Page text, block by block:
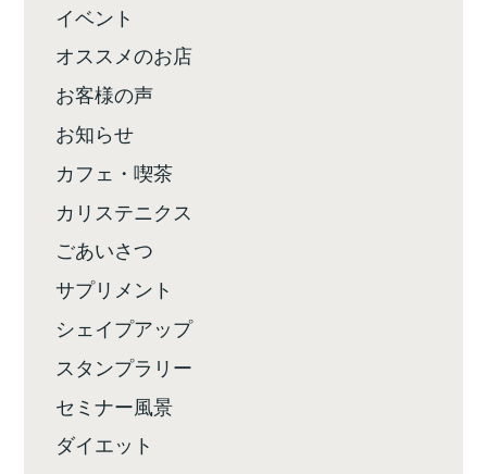
イベント
オススメのお店
お客様の声
お知らせ
カフェ・喫茶
カリステニクス
ごあいさつ
サプリメント
シェイプアップ
スタンプラリー
セミナー風景
ダイエット